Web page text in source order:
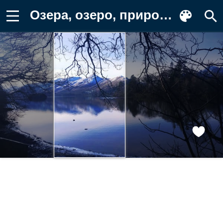
Озера, озеро, природа, вода, пейзаж Картинка на телефон